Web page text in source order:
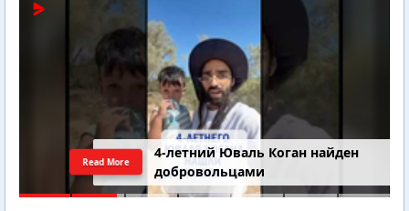
4-летний Юваль Коган найден
добровольцами
Read More